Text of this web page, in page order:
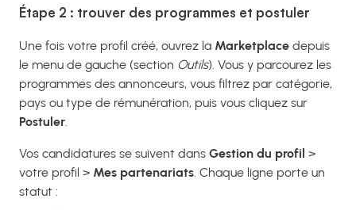
Étape 2 : trouver des programmes et postuler
Une fois votre profil créé, ouvrez la Marketplace depuis
le menu de gauche (section Outils). Vous y parcourez les
programmes des annonceurs, vous filtrez par catégorie,
pays ou type de rémunération, puis vous cliquez sur
Postuler.
Vos candidatures se suivent dans Gestion du profil >
votre profil > Mes partenariats. Chaque ligne porte un
statut :